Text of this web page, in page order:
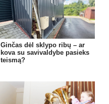
Ginčas dėl sklypo ribų – ar
kova su savivaldybe pasieks
teismą?